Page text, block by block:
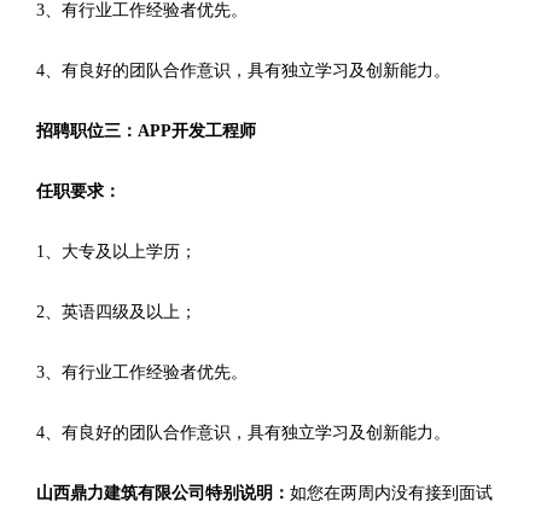
3、有行业工作经验者优先。
4、有良好的团队合作意识，具有独立学习及创新能力。
招聘职位三：APP开发工程师
任职要求：
1、大专及以上学历；
2、英语四级及以上；
3、有行业工作经验者优先。
4、有良好的团队合作意识，具有独立学习及创新能力。
山西鼎力建筑有限公司特别说明： 如您在两周内没有接到面试